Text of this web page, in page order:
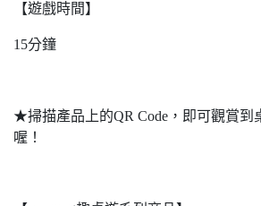
【遊戲時間】
15分鐘
★掃描產品上的QR Code，即可觀賞到
喔！